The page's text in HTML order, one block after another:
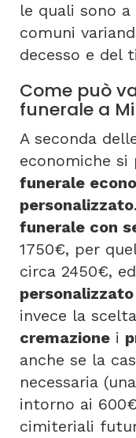
le quali sono a
comuni
decesso e del
Come può
funerale a
A seconda
economiche si
funerale
personalizzato
funerale con
1750€, per
circa 2450€,
personalizzato
invece la
cremazione i
anche se la
necessaria
intorno ai
cimiteriali